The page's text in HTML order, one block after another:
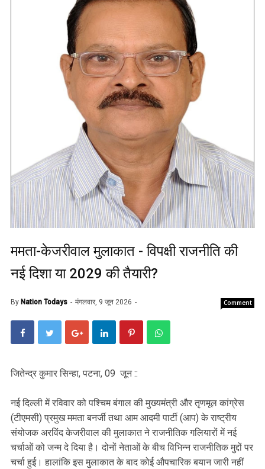
ममता-केजरीवाल मुलाकात - विपक्षी राजनीति की
नई दिशा या 2029 की तैयारी?
By Nation Todays मंगलवार, 9 जून 2026 Comment
जितेन्द्र कुमार सिन्हा, पटना, 09 जून ::
नई दिल्ली में रविवार को पश्चिम बंगाल की मुख्यमंत्री और तृणमूल कांग्रेस
(टीएमसी) प्रमुख ममता बनर्जी तथा आम आदमी पार्टी (आप) के राष्ट्रीय
संयोजक अरविंद केजरीवाल की मुलाकात ने राजनीतिक गलियारों में नई
चर्चाओं को जन्म दे दिया है। दोनों नेताओं के बीच विभिन्न राजनीतिक मुद्दों पर
चर्चा हुई। हालांकि इस मुलाकात के बाद कोई औपचारिक बयान जारी नहीं